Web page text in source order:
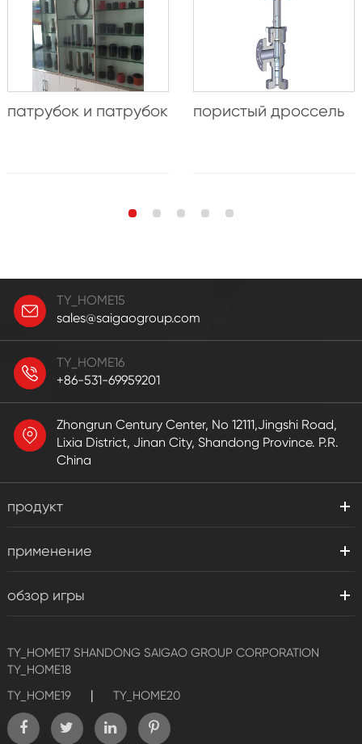
патрубок и патрубок пористый дроссель
TY_HOME15
sales@saigaogroup.com
TY_HOME16
+86-531-69959201
Zhongrun Century Center, No 12111,Jingshi Road,
Lixia District, Jinan City, Shandong Province. P.R.
China
продукт
применение
обзор игры
TY_HOME17 SHANDONG SAIGAO GROUP CORPORATION
TY_HOME18
TY_HOME19
| TY_HOME20